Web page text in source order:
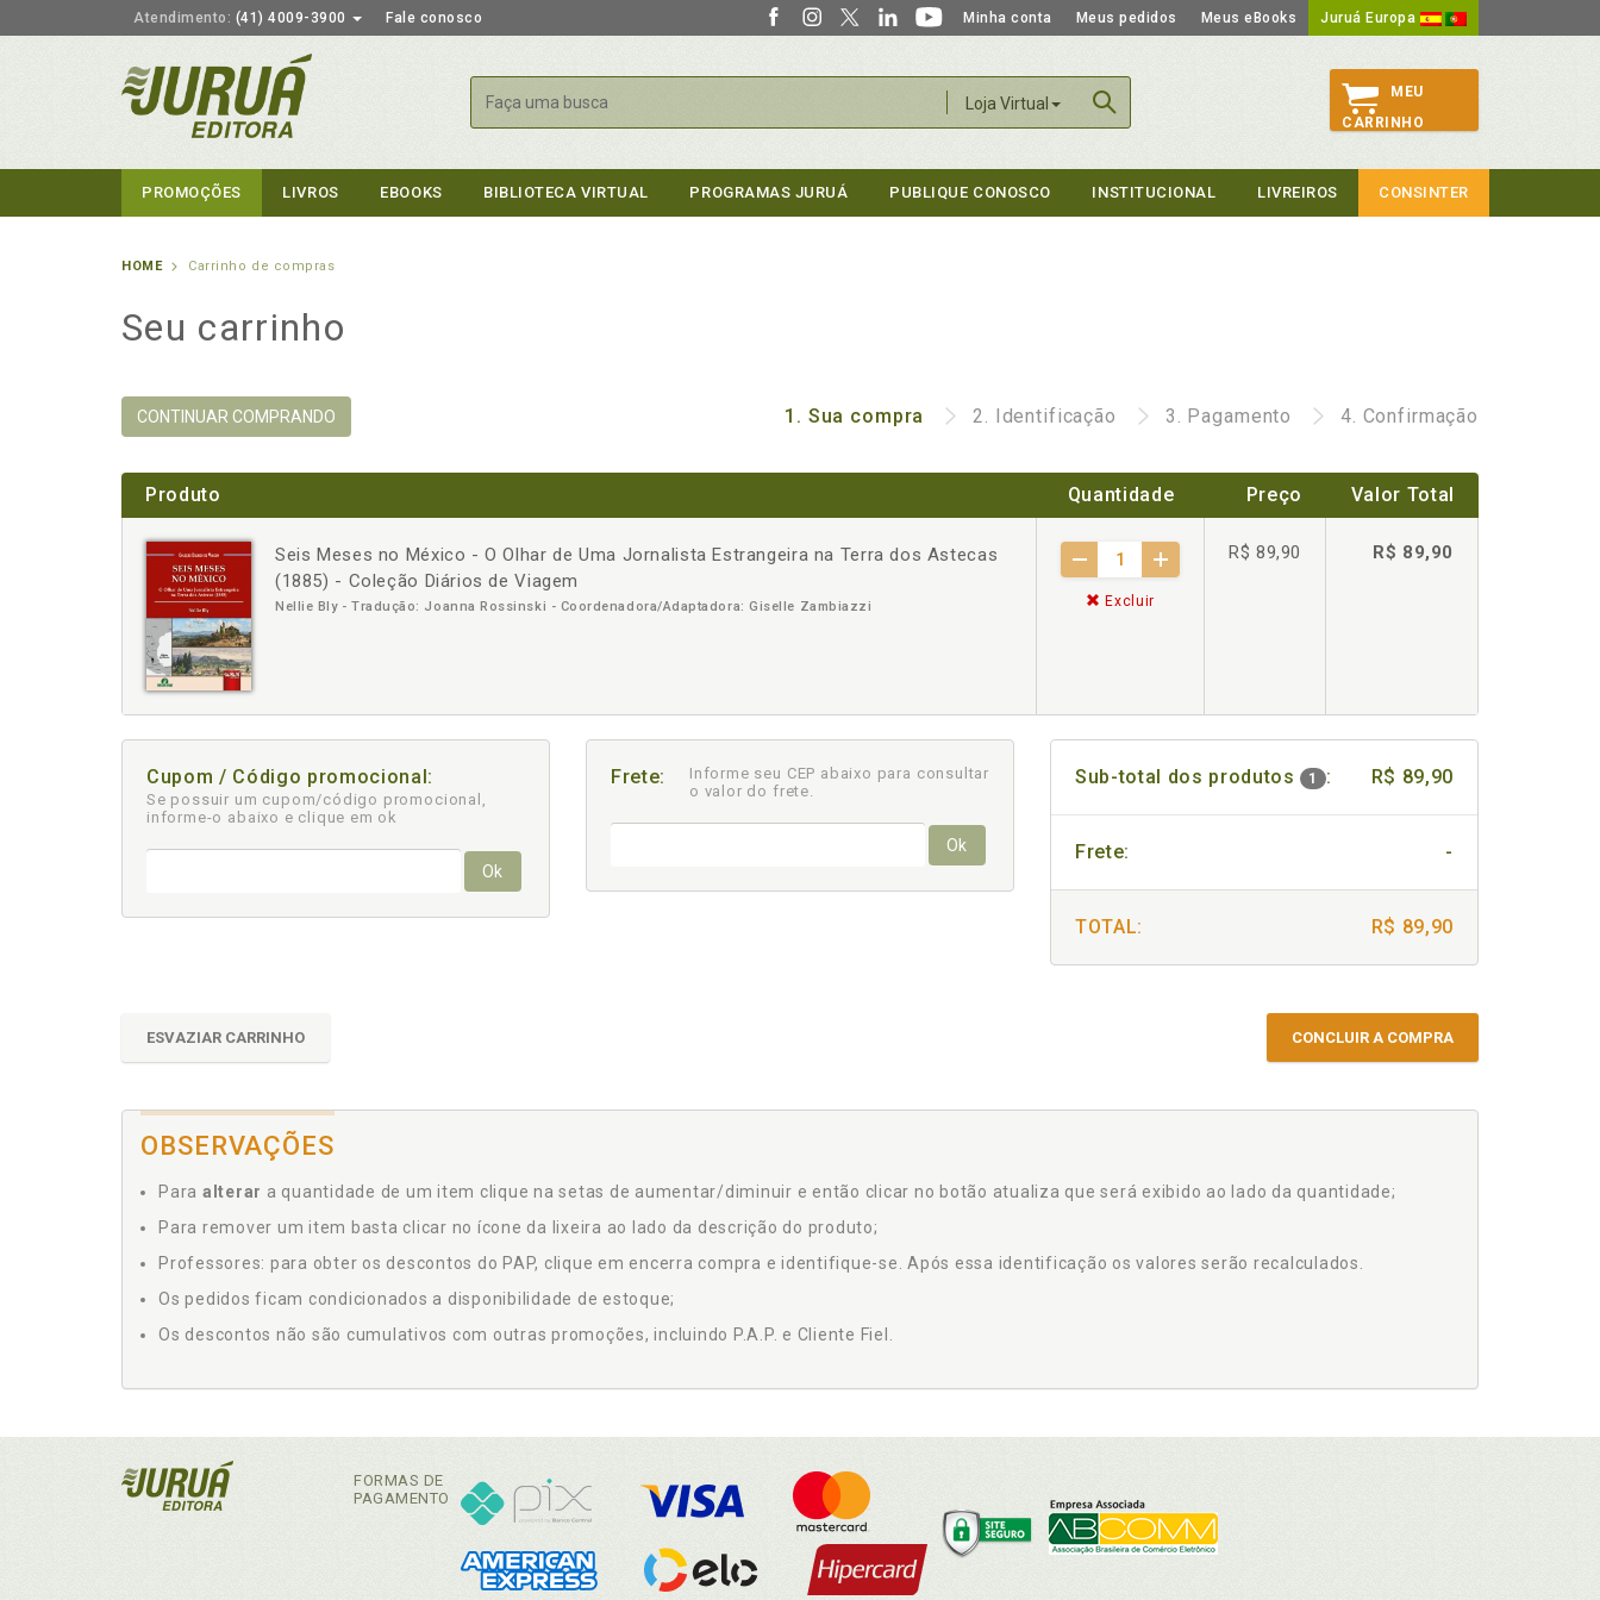
Atendimento: (41) 4009-3900 Fale conosco Minha conta Meus pedidos Meus eBooks Juruá Europa
Loja Virtual
Buscar
MEU
CARRINHO
PROMOÇÕES LIVROS EBOOKS BIBLIOTECA VIRTUAL PROGRAMAS JURUÁ PUBLIQUE CONOSCO INSTITUCIONAL LIVREIROS CONSINTER
HOME Carrinho de compras
Seu carrinho
CONTINUAR COMPRANDO 1. Sua compra 2. Identificação 3. Pagamento 4. Confirmação
Produto Quantidade Preço Valor Total
Seis Meses no México - O Olhar de Uma Jornalista Estrangeira na Terra dos Astecas
(1885) - Coleção Diários de Viagem
Nellie Bly - Tradução: Joanna Rossinski - Coordenadora/Adaptadora: Giselle Zambiazzi
- +
Excluir
R$ 89,90 R$ 89,90
Cupom / Código promocional:
Se possuir um cupom/código promocional,
informe-o abaixo e clique em ok
Ok
Frete:
Informe seu CEP abaixo para consultar
o valor do frete.
Ok
Sub-total dos produtos 1 : R$ 89,90
Frete: -
TOTAL: R$ 89,90
ESVAZIAR CARRINHO CONCLUIR A COMPRA
OBSERVAÇÕES
Para alterar a quantidade de um item clique na setas de aumentar/diminuir e então clicar no botão atualiza que será exibido ao lado da quantidade;
Para remover um item basta clicar no ícone da lixeira ao lado da descrição do produto;
Professores: para obter os descontos do PAP, clique em encerra compra e identifique-se. Após essa identificação os valores serão recalculados.
Os pedidos ficam condicionados a disponibilidade de estoque;
Os descontos não são cumulativos com outras promoções, incluindo P.A.P. e Cliente Fiel.
FORMAS DE
PAGAMENTO